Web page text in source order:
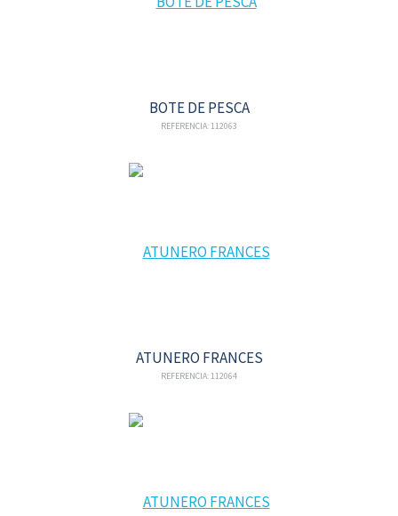
BOTE DE PESCA
REFERENCIA: 112063
ATUNERO FRANCES
REFERENCIA: 112064